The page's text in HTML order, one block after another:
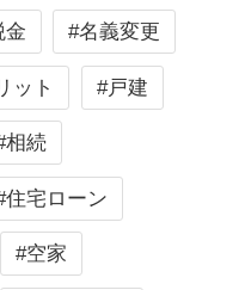
金 #名義変更
ット #戸建
相続
住宅ローン
#空家